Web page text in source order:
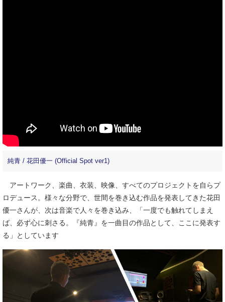
純青 / 花田優一 (Official Spot ver1)
アートワーク、楽曲、衣装、映像、すべてのプロジェクトを自らプ
ロデュース。様々な分野で、世間を巻き込む作品を発表してきた花田
優一さんが、次は音楽で人々を巻き込み、「一度でも触れてしまえ
ば、必ず心に刺さる。『純青』を一曲目の作品として、ここに発表す
る」としています